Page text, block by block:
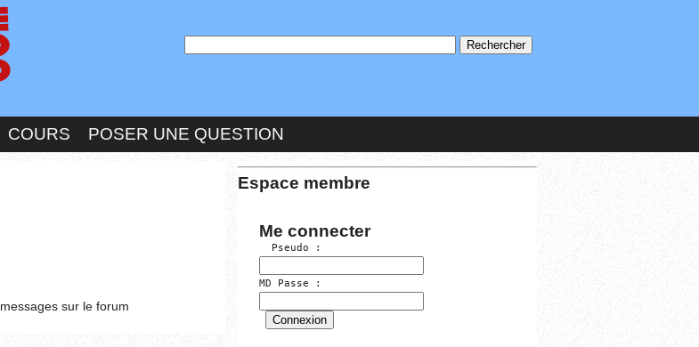
COURS POSER UNE QUESTION
messages sur le forum
Espace membre
Me connecter
  Pseudo :
MD Passe :